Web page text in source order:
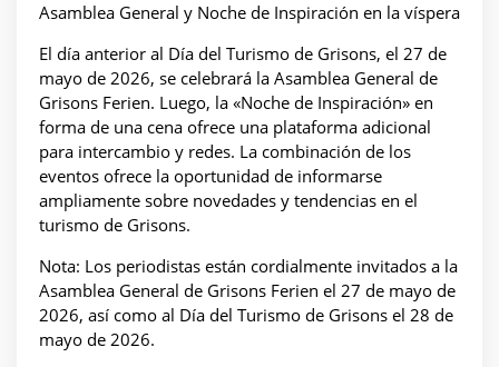
Asamblea General y Noche de Inspiración en la víspera
El día anterior al Día del Turismo de Grisons, el 27 de
mayo de 2026, se celebrará la Asamblea General de
Grisons Ferien. Luego, la «Noche de Inspiración» en
forma de una cena ofrece una plataforma adicional
para intercambio y redes. La combinación de los
eventos ofrece la oportunidad de informarse
ampliamente sobre novedades y tendencias en el
turismo de Grisons.
Nota: Los periodistas están cordialmente invitados a la
Asamblea General de Grisons Ferien el 27 de mayo de
2026, así como al Día del Turismo de Grisons el 28 de
mayo de 2026.